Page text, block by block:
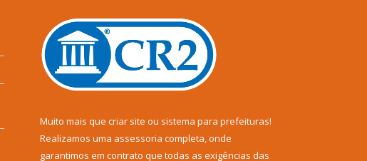
Muito mais que criar site ou sistema para prefeituras!
Realizamos uma assessoria completa, onde
garantimos em contrato que todas as exigências das